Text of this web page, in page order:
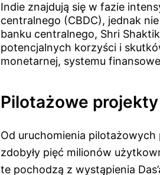
Indie znajdują się w fazie
centralnego (CBDC), jednak
banku centralnego, Shri
potencjalnych korzyści i
monetarnej, systemu
Pilotażowe
Od uruchomienia
zdobyły pięć milionów
te pochodzą z wystąpienia